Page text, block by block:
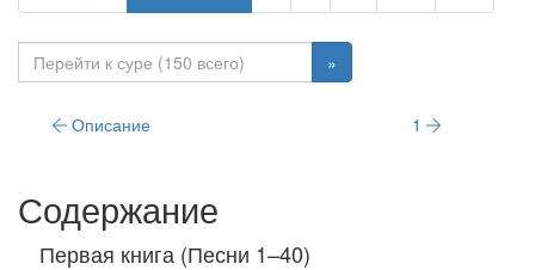
»
Описание 1
Содержание
Первая книга (Песни 1–40)